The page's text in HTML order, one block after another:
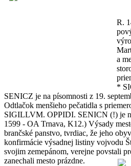
R.
a
*
SENICZ je na písomnosti z 19.
Odtlačok menšieho pečatidla s
SIGILLVM. OPPIDI. SENICN (!) je
1599 - OA Trnava, K12.) Výsady
brančské panstvo, tvrdiac, že jeho
konfirmácie výsadnej listiny vojvodu
svojim zemepánom, verejne povstali
zanechali mesto prázdne.